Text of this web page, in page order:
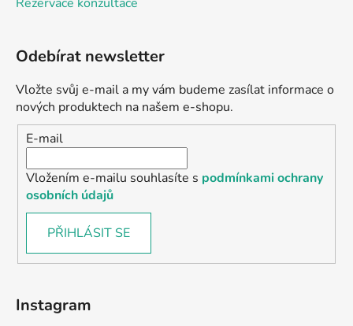
Odebírat newsletter
Vložte svůj e-mail a my vám budeme zasílat informace o
nových produktech na našem e-shopu.
E-mail
Vložením e-mailu souhlasíte s podmínkami ochrany
osobních údajů
PŘIHLÁSIT SE
Instagram